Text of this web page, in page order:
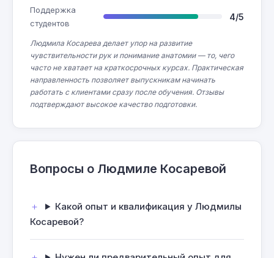
Поддержка
студентов
4/5
Людмила Косарева делает упор на развитие
чувствительности рук и понимание анатомии — то, чего
часто не хватает на краткосрочных курсах. Практическая
направленность позволяет выпускникам начинать
работать с клиентами сразу после обучения. Отзывы
подтверждают высокое качество подготовки.
Вопросы о Людмиле Косаревой
Какой опыт и квалификация у Людмилы
Косаревой?